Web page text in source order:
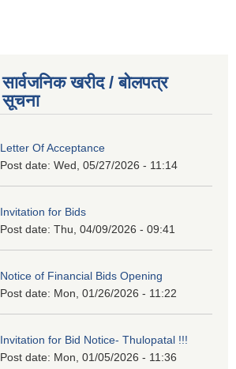
सार्वजनिक खरीद / बोलपत्र
सूचना
Letter Of Acceptance
Post date: Wed, 05/27/2026 - 11:14
Invitation for Bids
Post date: Thu, 04/09/2026 - 09:41
Notice of Financial Bids Opening
Post date: Mon, 01/26/2026 - 11:22
Invitation for Bid Notice- Thulopatal !!!
Post date: Mon, 01/05/2026 - 11:36